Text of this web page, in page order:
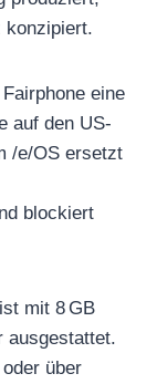
konzipiert.
eine
auf den US-
/e/OS ersetzt
blockiert
mit 8 GB
ausgestattet.
über